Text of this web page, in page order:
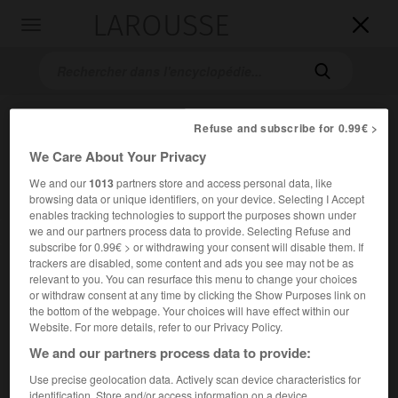


Accueil> Encyclopédie [musdico]>Gerd Zacher
GerdZacher
Cet article est extrait de l'ouvrage Larousse « Dictionnaire
Organiste allemand (Meppen, près d'Ems, 1929).
Refuse and subscribe for 0.99€ >
We Care About Your Privacy
We and our1013partners store and access personal data, like
browsing data or unique identifiers, on your device. Selecting I Accept
enables tracking technologies to support the purposes shown under
we and our partners process data to provide. Selecting Refuse and
subscribe for 0.99€ > or withdrawing your consent will disable them. If
trackers are disabled, some content and ads you see may not be as
relevant to you. You can resurface this menu to change your choices
or withdraw consent at any time by clicking the Show Purposes link on
the bottom of the webpage. Your choices will have effect within our
Website. For more details, refer to our Privacy Policy.
We and our partners process data to provide:
Use precise geolocation data. Actively scan device characteristics for
identification. Store and/or access information on a device.